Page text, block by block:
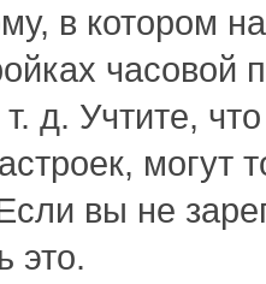
в котором
часовой
д. Учтите,
могут
вы не
это.